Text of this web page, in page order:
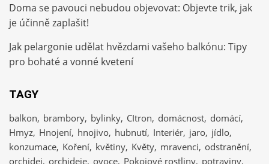
Doma se pavouci nebudou objevovat: Objevte trik, jak
je účinně zaplašit!
Jak pelargonie udělat hvězdami vašeho balkónu: Tipy
pro bohaté a vonné kvetení
TAGY
balkon brambory bylinky CItron domácnost domácí
Hmyz Hnojení hnojivo hubnutí Interiér jaro jídlo
konzumace Koření květiny Květy mravenci odstranění
orchidej orchideje ovoce Pokojové rostliny potraviny